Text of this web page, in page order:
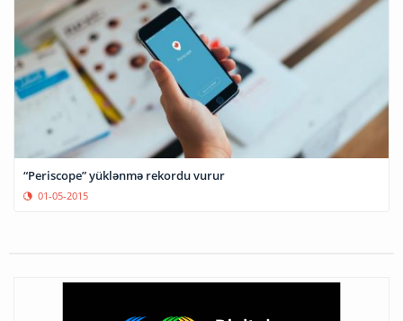
“Periscope” yüklənmə rekordu vurur
01-05-2015